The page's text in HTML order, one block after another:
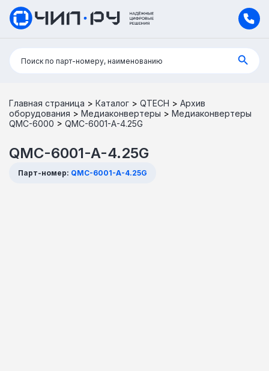
Поиск:
Поиск по парт-номеру, наименованию
Главная страница > Каталог > QTECH > Архив
оборудования > Медиаконвертеры > Медиаконвертеры
QMC-6000 > QMC-6001-A-4.25G
QMC-6001-A-4.25G
Парт-номер: QMC-6001-A-4.25G